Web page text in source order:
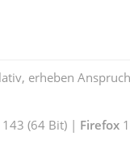
erheben
143 (64 Bit) | Firefox